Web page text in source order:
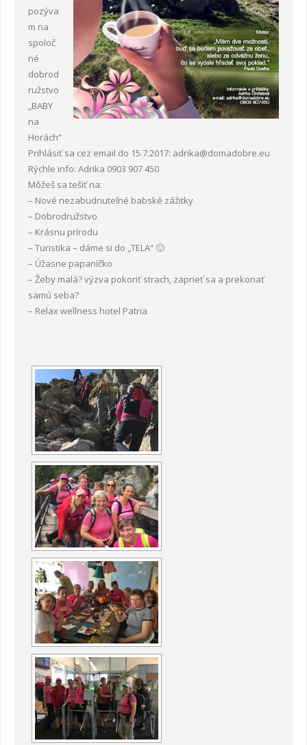
- Ždiar 2017
- Ždiar 2018
- Karolína 2019
- Baby na horách 2020
- ROHÁČE 2021 – ako dobiť baterky – chlapi spolu na
Udalosti 2022
- Kongres rodín 2022
- Rodinná víkendoFka 2022
Fotogalérie
Zaujímavosti
Videozáznamy
Aktuality
Kontakty
PÍSOMNÝ SÚHLAS K SPRACÚVANIU OSOBNÝCH ÚDAJOV 2022
pozýva
m na
spoloč
né
dobrod
ružstvo
„BABY
na
Horách“
Prihlásiť sa cez email do 15.7.2017: adrika@domadobre.eu
Rýchle info: Adrika 0903 907 450
Môžeš sa tešiť na:
– Nové nezabudnuteľné babské zážitky
– Dobrodružstvo
– Krásnu prírodu
– Turistika – dáme si do „TELA“ 🙂
– Úžasne papaníčko
– Žeby malá? výzva pokoriť strach, zaprieť sa a prekonať
samú seba?
– Relax wellness hotel Patria